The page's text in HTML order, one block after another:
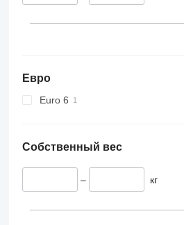
Евро
Euro 6
Собственный вес
– кг